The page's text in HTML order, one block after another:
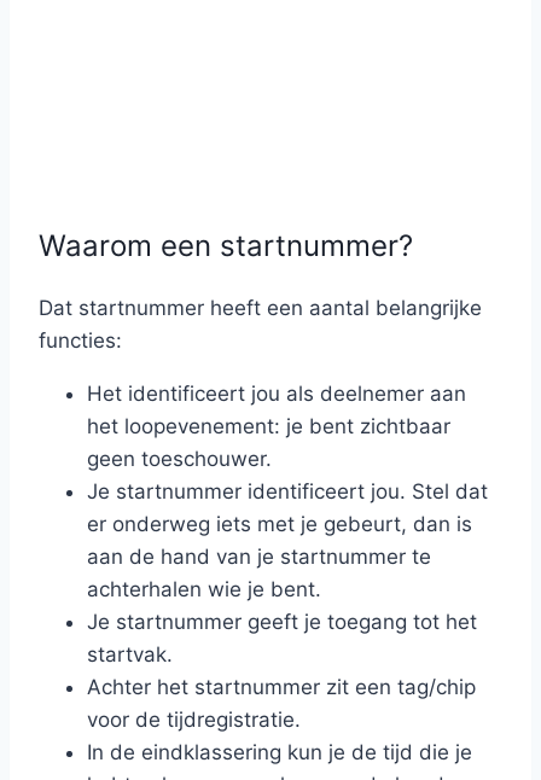
Waarom een startnummer?
Dat startnummer heeft een aantal belangrijke
functies:
Het identificeert jou als deelnemer aan
het loopevenement: je bent zichtbaar
geen toeschouwer.
Je startnummer identificeert jou. Stel dat
er onderweg iets met je gebeurt, dan is
aan de hand van je startnummer te
achterhalen wie je bent.
Je startnummer geeft je toegang tot het
startvak.
Achter het startnummer zit een tag/chip
voor de tijdregistratie.
In de eindklassering kun je de tijd die je